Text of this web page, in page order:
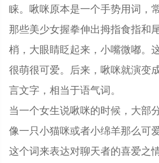
睐。啾咪原本是一个手势用词，
那些美少女握拳伸出拇指食指和
梢，大眼睛眨起来，小嘴微嘟。
很萌很可爱。后来，啾咪就演变
言文字，相当于语气词。
当一个女生说啾咪的时候，大部
像一只小猫咪或者小绵羊那么可
这个词来表达对聊天者的喜爱之